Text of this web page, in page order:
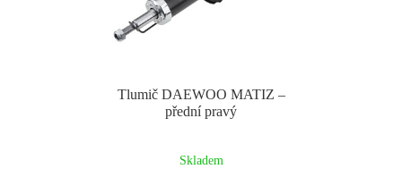
Tlumič DAEWOO MATIZ –
přední pravý
Skladem